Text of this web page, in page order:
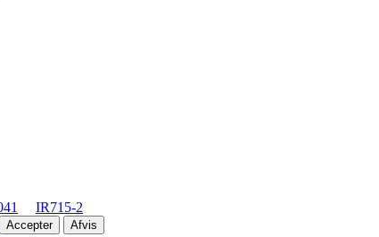
IR715-2
Accepter Afvis